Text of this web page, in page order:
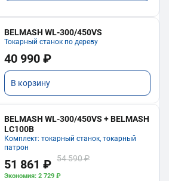
BELMASH WL-300/450VS
Токарный станок по дереву
40 990 ₽
В корзину
BELMASH WL-300/450VS + BELMASH
LC100B
Комплект: токарный станок, токарный
патрон
51 861 ₽ 54 590 ₽
Экономия: 2 729 ₽